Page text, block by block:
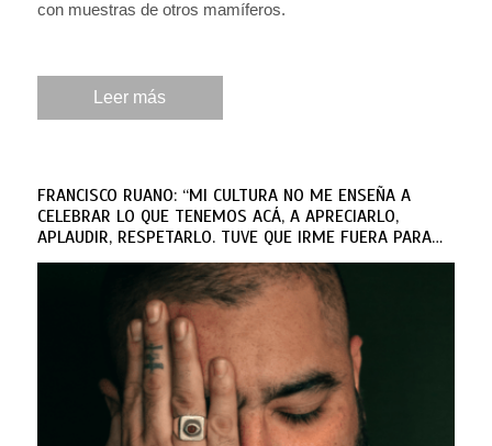
con muestras de otros mamíferos.
Leer más
FRANCISCO RUANO: “MI CULTURA NO ME ENSEÑA A
CELEBRAR LO QUE TENEMOS ACÁ, A APRECIARLO,
APLAUDIR, RESPETARLO. TUVE QUE IRME FUERA PARA
DARME CUENTA”